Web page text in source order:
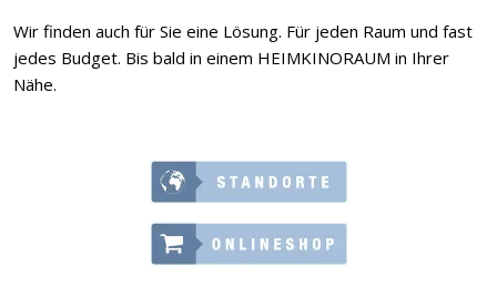
Wir finden auch für Sie eine Lösung. Für jeden Raum und fast
jedes Budget. Bis bald in einem HEIMKINORAUM in Ihrer
Nähe.